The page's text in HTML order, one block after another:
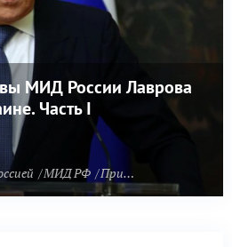
МИД России Лаврова
Часть I
МИД РФ Причины СВО